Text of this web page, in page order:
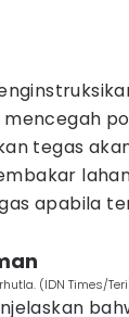
tegas
apabila
(IDN Times/